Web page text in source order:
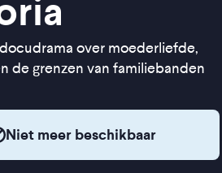
over moederliefde,
de grenzen van familiebanden
Niet meer beschikbaar